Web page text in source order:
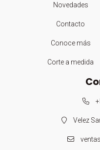
Novedades
Contacto
Conoce más
Corte a medida
Velez